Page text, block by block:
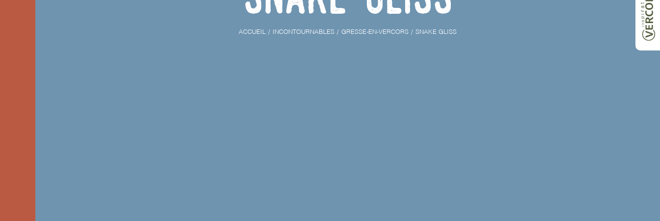
ACCUEIL INCONTOURNABLES GRESSE-EN-VERCORS SNAKE GLISS